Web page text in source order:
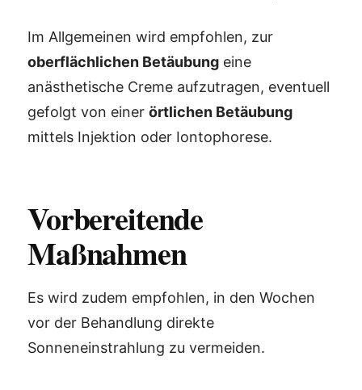
Im Allgemeinen wird empfohlen, zur
oberflächlichen Betäubung eine
anästhetische Creme aufzutragen, eventuell
gefolgt von einer örtlichen Betäubung
mittels Injektion oder Iontophorese.
Vorbereitende
Maßnahmen
Es wird zudem empfohlen, in den Wochen
vor der Behandlung direkte
Sonneneinstrahlung zu vermeiden.